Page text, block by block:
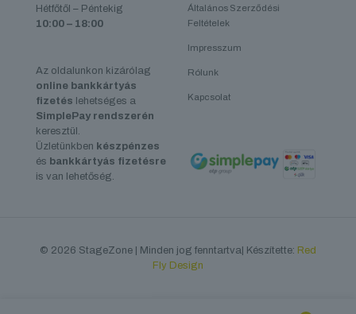
Hétfőtől – Péntekig
10:00 – 18:00
Az oldalunkon kizárólag
online bankkártyás
fizetés lehetséges a
SimplePay rendszerén
keresztül.
Üzletünkben készpénzes
és bankkártyás fizetésre
is van lehetőség.
Általános Szerződési
Feltételek
Impresszum
Rólunk
Kapcsolat
© 2026 StageZone | Minden jog fenntartva| Készítette: Red
Fly Design